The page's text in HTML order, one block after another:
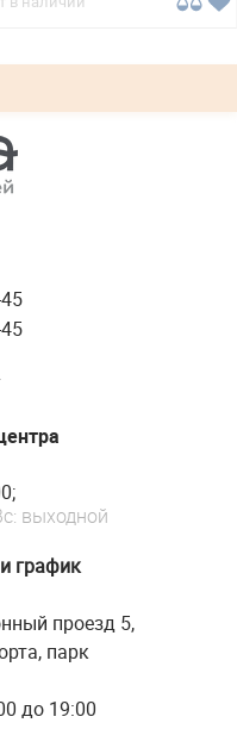
выходной
график
проезд 5,
парк
до 19:00